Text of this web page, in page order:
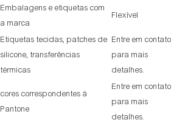
Embalagens e etiquetas com
a marca
Flexível
Etiquetas tecidas, patches de
silicone, transferências
térmicas
Entre em contato
para mais
detalhes.
cores correspondentes à
Pantone
Entre em contato
para mais
detalhes.